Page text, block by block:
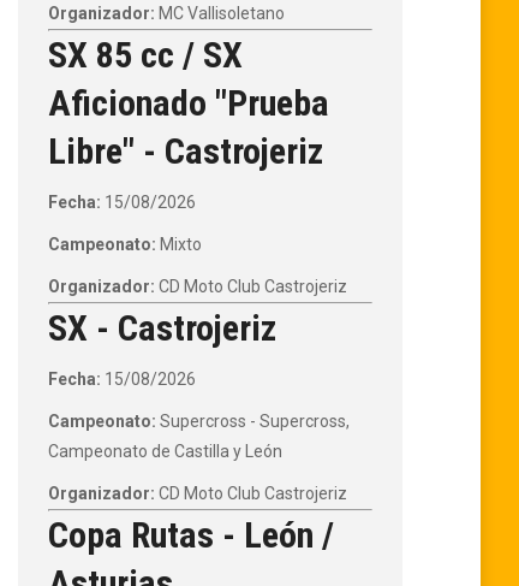
Organizador: MC Vallisoletano
SX 85 cc / SX
Aficionado "Prueba
Libre" - Castrojeriz
Fecha: 15/08/2026
Campeonato: Mixto
Organizador: CD Moto Club Castrojeriz
SX - Castrojeriz
Fecha: 15/08/2026
Campeonato: Supercross - Supercross,
Campeonato de Castilla y León
Organizador: CD Moto Club Castrojeriz
Copa Rutas - León /